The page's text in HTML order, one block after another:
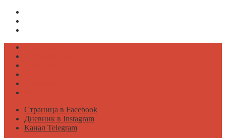
Страница в Facebook
Дневник в Instagram
Канал Telegram